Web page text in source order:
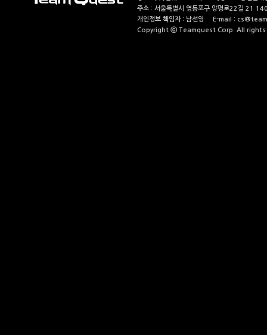
주소 : 서울특별시 영등포구 양평로22길 21
개인정보 책임자 : 남선영 E-mail :
Copyright ⓒ Teamquest Corp. All rights